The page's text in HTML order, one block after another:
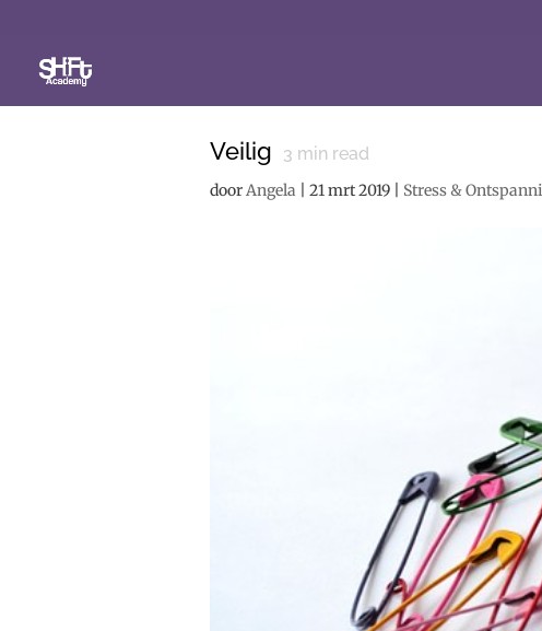
Veilig 3 min read
doorAngela 21 mrt 2019 Stress &